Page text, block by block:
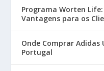
Programa Worten
Vantagens para os
Onde Comprar
Portugal